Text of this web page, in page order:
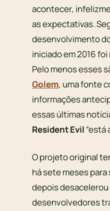
acontecer,
as expectativas.
desenvolvimento
iniciado em 2016
Pelo menos esses
Golem, uma fonte
informações
essas últimas
Resident Evil “está
O projeto original
há sete meses
depois desacelerou
desenvolvedores